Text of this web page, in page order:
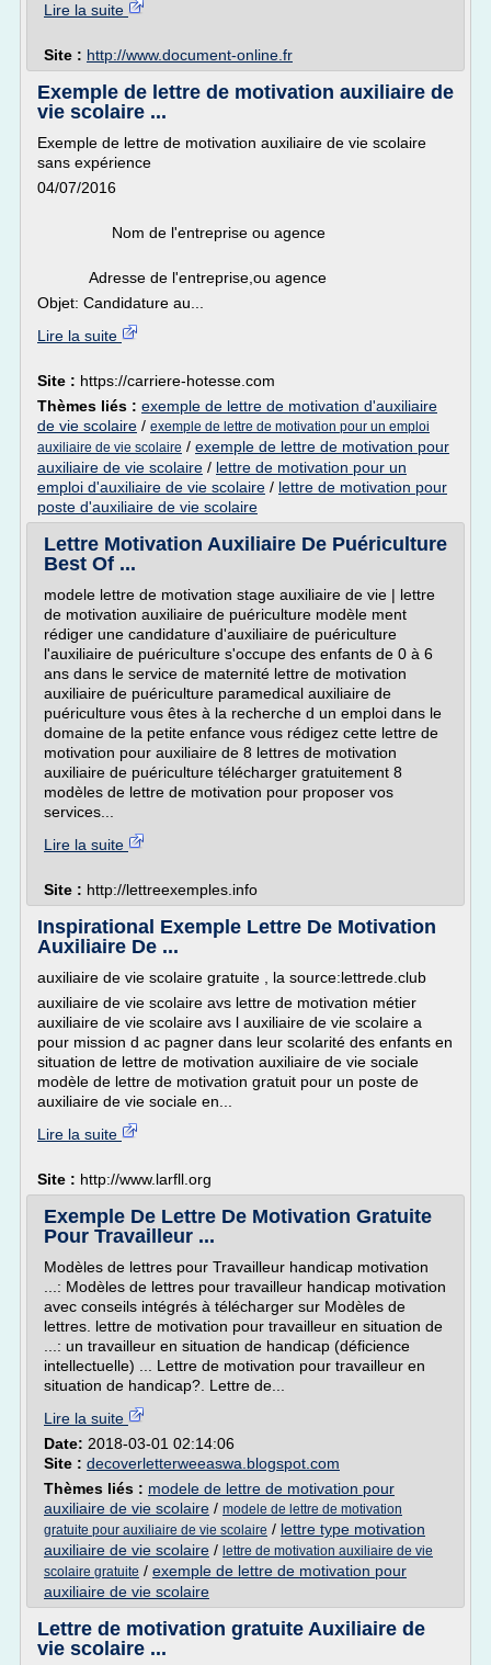
Lire la suite
Site : http://www.document-online.fr
Exemple de lettre de motivation auxiliaire de
vie scolaire ...
Exemple de lettre de motivation auxiliaire de vie scolaire
sans expérience
04/07/2016
Nom de l'entreprise ou agence
Adresse de l'entreprise,ou agence
Objet: Candidature au...
Lire la suite
Site : https://carriere-hotesse.com
Thèmes liés : exemple de lettre de motivation d'auxiliaire
de vie scolaire / exemple de lettre de motivation pour un emploi
auxiliaire de vie scolaire / exemple de lettre de motivation pour
auxiliaire de vie scolaire / lettre de motivation pour un
emploi d'auxiliaire de vie scolaire / lettre de motivation pour
poste d'auxiliaire de vie scolaire
Lettre Motivation Auxiliaire De Puériculture
Best Of ...
modele lettre de motivation stage auxiliaire de vie | lettre
de motivation auxiliaire de puériculture modèle ment
rédiger une candidature d'auxiliaire de puériculture
l'auxiliaire de puériculture s'occupe des enfants de 0 à 6
ans dans le service de maternité lettre de motivation
auxiliaire de puériculture paramedical auxiliaire de
puériculture vous êtes à la recherche d un emploi dans le
domaine de la petite enfance vous rédigez cette lettre de
motivation pour auxiliaire de 8 lettres de motivation
auxiliaire de puériculture télécharger gratuitement 8
modèles de lettre de motivation pour proposer vos
services...
Lire la suite
Site : http://lettreexemples.info
Inspirational Exemple Lettre De Motivation
Auxiliaire De ...
auxiliaire de vie scolaire gratuite , la source:lettrede.club
auxiliaire de vie scolaire avs lettre de motivation métier
auxiliaire de vie scolaire avs l auxiliaire de vie scolaire a
pour mission d ac pagner dans leur scolarité des enfants en
situation de lettre de motivation auxiliaire de vie sociale
modèle de lettre de motivation gratuit pour un poste de
auxiliaire de vie sociale en...
Lire la suite
Site : http://www.larfll.org
Exemple De Lettre De Motivation Gratuite
Pour Travailleur ...
Modèles de lettres pour Travailleur handicap motivation
...: Modèles de lettres pour travailleur handicap motivation
avec conseils intégrés à télécharger sur Modèles de
lettres. lettre de motivation pour travailleur en situation de
...: un travailleur en situation de handicap (déficience
intellectuelle) ... Lettre de motivation pour travailleur en
situation de handicap?. Lettre de...
Lire la suite
Date: 2018-03-01 02:14:06
Site : decoverletterweeaswa.blogspot.com
Thèmes liés : modele de lettre de motivation pour
auxiliaire de vie scolaire / modele de lettre de motivation
gratuite pour auxiliaire de vie scolaire / lettre type motivation
auxiliaire de vie scolaire / lettre de motivation auxiliaire de vie
scolaire gratuite / exemple de lettre de motivation pour
auxiliaire de vie scolaire
Lettre de motivation gratuite Auxiliaire de
vie scolaire ...